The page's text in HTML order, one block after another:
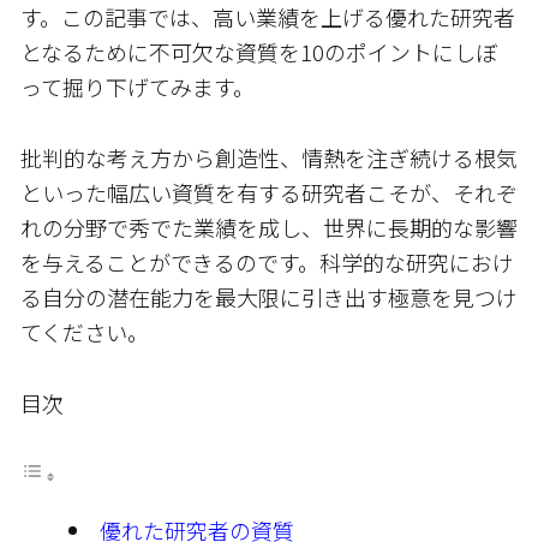
す。この記事では、高い業績を上げる優れた研究者
となるために不可欠な資質を10のポイントにしぼ
って掘り下げてみます。
批判的な考え方から創造性、情熱を注ぎ続ける根気
といった幅広い資質を有する研究者こそが、それぞ
れの分野で秀でた業績を成し、世界に長期的な影響
を与えることができるのです。科学的な研究におけ
る自分の潜在能力を最大限に引き出す極意を見つけ
てください。
目次
優れた研究者の資質